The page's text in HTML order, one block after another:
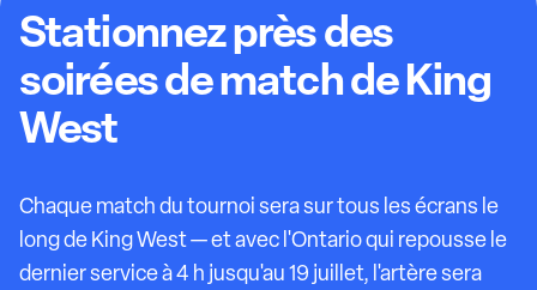
Stationnez près des
soirées de match de King
West
Chaque match du tournoi sera sur tous les écrans le
long de King West — et avec l'Ontario qui repousse le
dernier service à 4 h jusqu'au 19 juillet, l'artère sera